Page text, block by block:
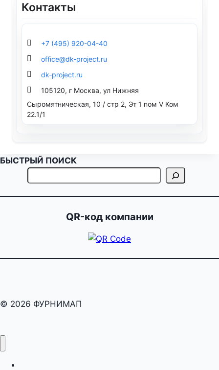
Контакты
+7 (495) 920-04-40
office@dk-project.ru
dk-project.ru
105120, г Москва, ул Нижняя
Сыромятническая, 10 / стр 2, Эт 1 пом V Ком
22.1/1
БЫСТРЫЙ ПОИСК
QR-код компании
© 2026 ФУРНИМАП